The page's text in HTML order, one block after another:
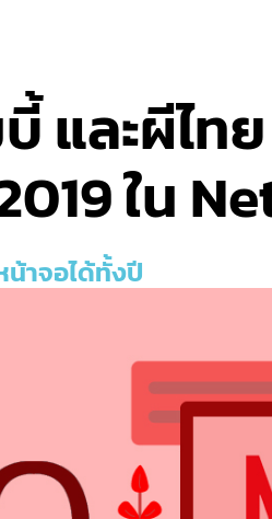
และผีไท
ใน
าจอได้ทั้งปี